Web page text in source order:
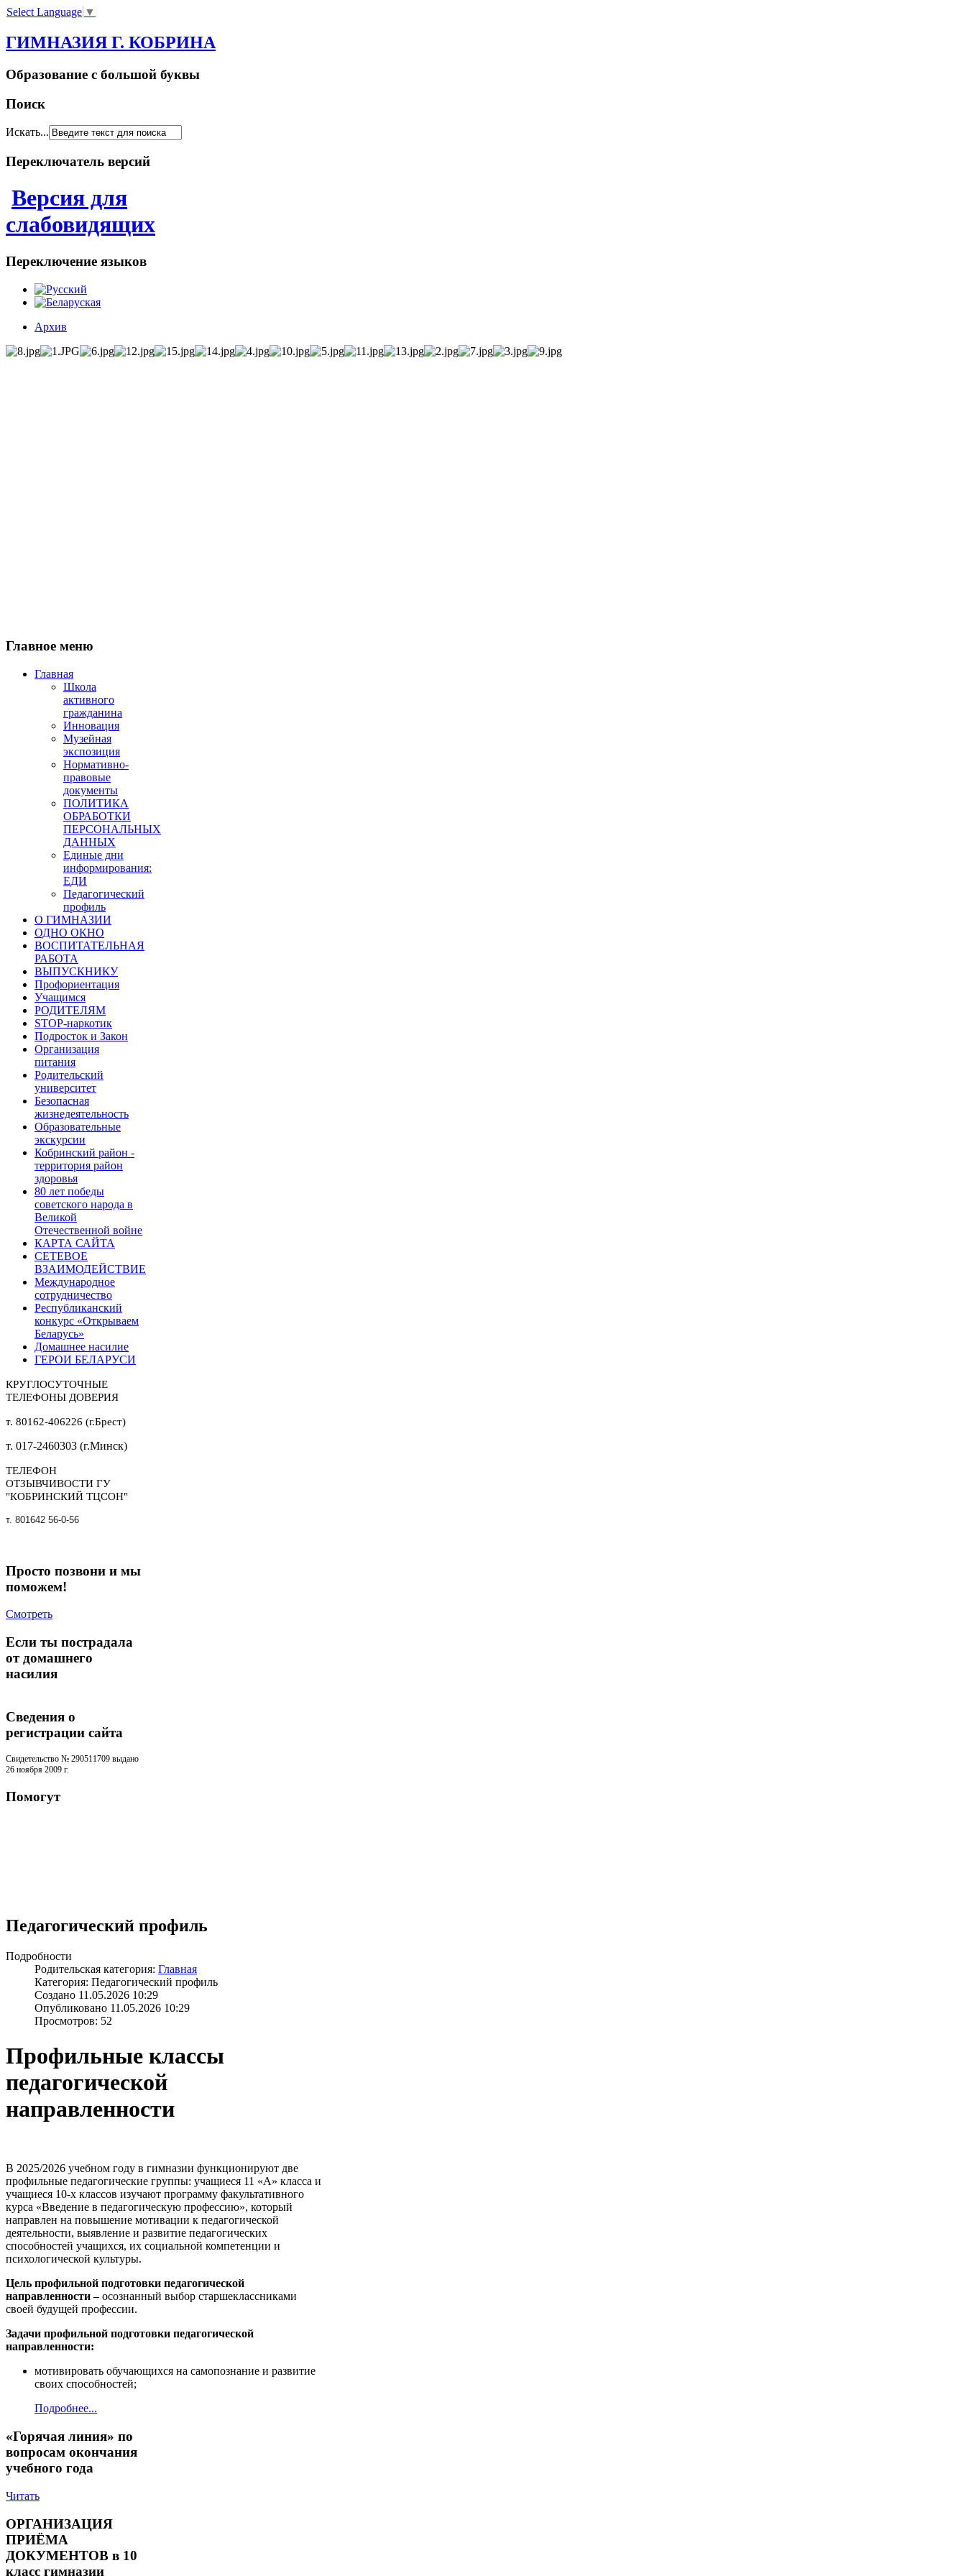
Select Language ▼
ГИМНАЗИЯ Г. КОБРИНА
Образование с большой буквы
Поиск
Искать...
Переключатель версий
Версия для
слабовидящих
Переключение языков
Архив
Главное меню
Главная
Школа
активного
гражданина
Инновация
Музейная
экспозиция
Нормативно-
правовые
документы
ПОЛИТИКА
ОБРАБОТКИ
ПЕРСОНАЛЬНЫХ
ДАННЫХ
Единые дни
информирования:
ЕДИ
Педагогический
профиль
О ГИМНАЗИИ
ОДНО ОКНО
ВОСПИТАТЕЛЬНАЯ
РАБОТА
ВЫПУСКНИКУ
Профориентация
Учащимся
РОДИТЕЛЯМ
STOP-наркотик
Подросток и Закон
Организация
питания
Родительский
университет
Безопасная
жизнедеятельность
Образовательные
экскурсии
Кобринский район -
территория район
здоровья
80 лет победы
советского народа в
Великой
Отечественной войне
КАРТА САЙТА
СЕТЕВОЕ
ВЗАИМОДЕЙСТВИЕ
Международное
сотрудничество
Республиканский
конкурс «Открываем
Беларусь»
Домашнее насилие
ГЕРОИ БЕЛАРУСИ
КРУГЛОСУТОЧНЫЕ
ТЕЛЕФОНЫ ДОВЕРИЯ
т. 80162-406226 (г.Брест)
т. 017-2460303 (г.Минск)
ТЕЛЕФОН
ОТЗЫВЧИВОСТИ ГУ
"КОБРИНСКИЙ ТЦСОН"
т. 801642 56-0-56
Просто позвони и мы
поможем!
Смотреть
Если ты пострадала
от домашнего
насилия
Сведения о
регистрации cайта
Свидетельство № 290511709 выдано
26 ноября 2009 г.
Помогут
Педагогический профиль
Подробности
Родительская категория: Главная
Категория: Педагогический профиль
Создано 11.05.2026 10:29
Опубликовано 11.05.2026 10:29
Просмотров: 52
Профильные классы
педагогической
направленности
В 2025/2026 учебном году в гимназии функционируют две
профильные педагогические группы: учащиеся 11 «А» класса и
учащиеся 10-х классов изучают программу факультативного
курса «Введение в педагогическую профессию», который
направлен на повышение мотивации к педагогической
деятельности, выявление и развитие педагогических
способностей учащихся, их социальной компетенции и
психологической культуры.
Цель профильной подготовки педагогической
направленности –осознанный выбор старшеклассниками
своей будущей профессии.
Задачи профильной подготовки педагогической
направленности:
мотивировать обучающихся на самопознание и развитие
своих способностей;
Подробнее...
«Горячая линия» по
вопросам окончания
учебного года
Читать
ОРГАНИЗАЦИЯ
ПРИЁМА
ДОКУМЕНТОВ в 10
класс гимназии